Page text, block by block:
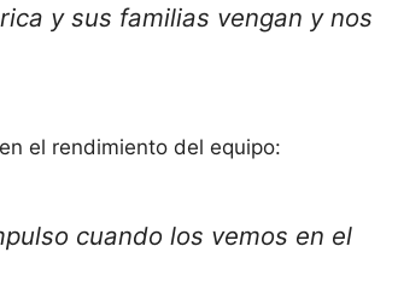
y sus familias vengan y nos
el rendimiento del equipo:
cuando los vemos en el